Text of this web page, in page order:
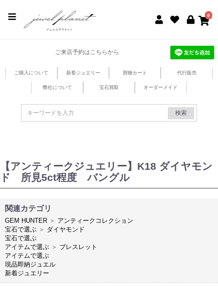
0
ご来店予約はこちらから
ご購入について 新着ジュエリー 買物カート 代行販売
弊社について 宝石買取 オーダーメイド
検索
【アンティークジュエリー】K18 ダイヤモン
ド 所見5ct程度 バングル
関連カテゴリ
GEM HUNTER ＞ アンティークコレクション
宝石で選ぶ ＞ ダイヤモンド
宝石で選ぶ
アイテムで選ぶ ＞ ブレスレット
アイテムで選ぶ
現品即納ジュエル
新着ジュエリー